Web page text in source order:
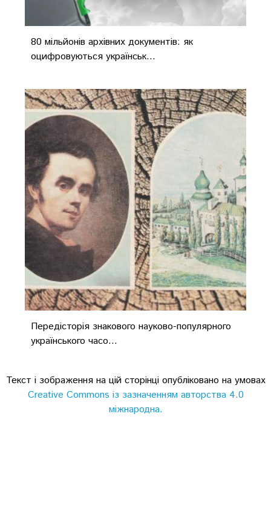
80 мільйонів архівних документів: як
оцифровуються українськ...
Передісторія знакового науково-популярного
українського часо...
Текст і зображення на цій сторінці опубліковано на умовах
Creative Commons із зазначенням авторства 4.0
міжнародна.